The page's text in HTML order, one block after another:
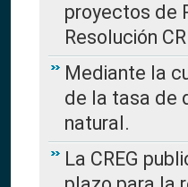
proyectos de
Resolución
Mediante la
de la tasa de
natural.
La CREG